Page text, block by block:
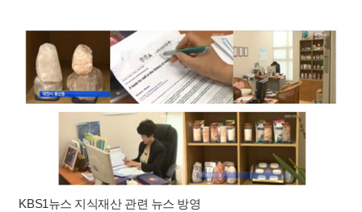
KBS1뉴스 지식재산 관련 뉴스 방영